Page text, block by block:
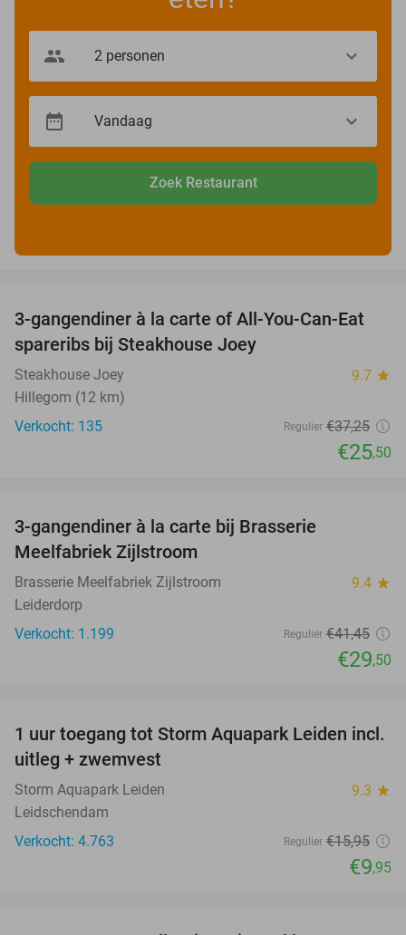
Zoek Restaurant
32%
3-gangendiner à la carte of All-You-Can-Eat
spareribs bij Steakhouse Joey
Steakhouse Joey 9.7 star
Hillegom (12 km)
Verkocht: 135
Regulier €37,25
€25,50
3-gangendiner à la carte bij Brasserie
Meelfabriek Zijlstroom
Brasserie Meelfabriek Zijlstroom 9.4 star
Leiderdorp
Verkocht: 1.199
Regulier €41,45
€29,50
38%
1 uur toegang tot Storm Aquapark Leiden incl.
uitleg + zwemvest
Storm Aquapark Leiden 9.3 star
Leidschendam
Verkocht: 4.763
Regulier €15,95
€9,95